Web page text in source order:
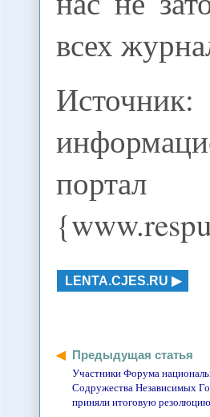
всех
LENTA.CJES.RU
Предыдущая статья
Участники Форума
Содружества Независимых
приняли итоговую резолюцию